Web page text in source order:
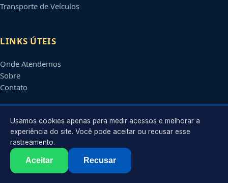
Transporte de Veículos
LINKS ÚTEIS
Onde Atendemos
Sobre
Contato
CONTATO
Atendimento em
contato@guinchosfeiradesantana.com.br
2026 Feira de Santana
. Todos os direitos reservados.
Usamos cookies apenas para medir acessos e melhorar a
experiência do site. Você pode aceitar ou recusar esse
rastreamento.
Aceitar Recusar